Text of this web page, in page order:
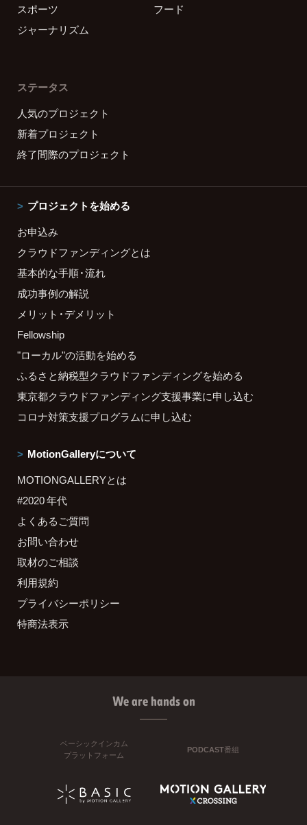
スポーツ
フード
ジャーナリズム
ステータス
人気のプロジェクト
新着プロジェクト
終了間際のプロジェクト
プロジェクトを始める
お申込み
クラウドファンディングとは
基本的な手順・流れ
成功事例の解説
メリット・デメリット
Fellowship
"ローカル"の活動を始める
ふるさと納税型クラウドファンディングを始める
東京都クラウドファンディング支援事業に申し込む
コロナ対策支援プログラムに申し込む
MotionGalleryについて
MOTIONGALLERYとは
#2020 年代
よくあるご質問
お問い合わせ
取材のご相談
利用規約
プライバシーポリシー
特商法表示
We are hands on
ベーシックインカム
プラットフォーム
PODCAST番組